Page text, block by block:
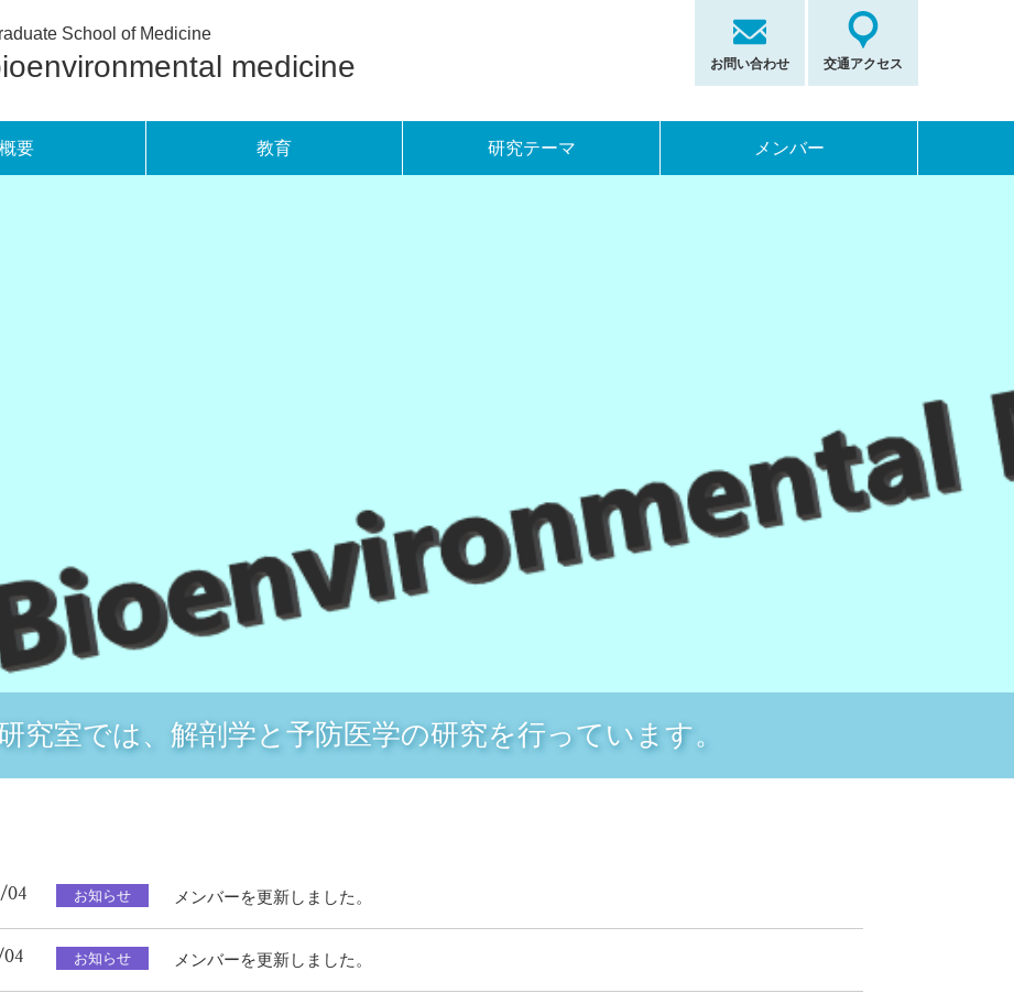
School of Medicine
medicine お問い合わせ 交通アクセス
概要 教育 研究テーマ メンバー
究室では、解剖学と予防医学の研究を行っています。
04 お知らせ メンバーを更新しました。
お知らせ メンバーを更新しました。